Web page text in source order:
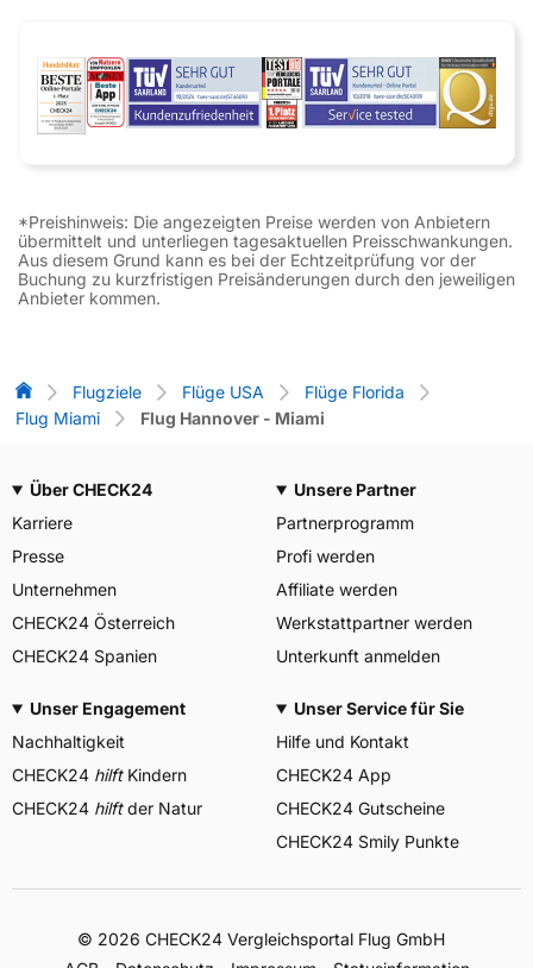
*Preishinweis: Die angezeigten Preise werden von Anbietern
übermittelt und unterliegen tagesaktuellen Preisschwankungen.
Aus diesem Grund kann es bei der Echtzeitprüfung vor der
Buchung zu kurzfristigen Preisänderungen durch den jeweiligen
Anbieter kommen.
Flug-Vergleich
Flugziele Flüge USA
Flüge Florida
Flug Miami
Flug Hannover - Miami
Über CHECK24
Karriere
Presse
Unternehmen
CHECK24 Österreich
CHECK24 Spanien
Unsere Partner
Partnerprogramm
Profi werden
Affiliate werden
Werkstattpartner werden
Unterkunft anmelden
Unser Engagement
Nachhaltigkeit
CHECK24 hilftKindern
CHECK24 hilftder Natur
Unser Service für Sie
Hilfe und Kontakt
CHECK24 App
CHECK24 Gutscheine
CHECK24 Smily Punkte
© 2026 CHECK24 Vergleichsportal Flug GmbH